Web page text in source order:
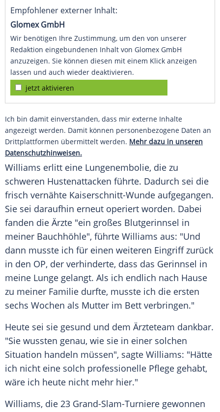
Empfohlener externer Inhalt:
Glomex GmbH
Wir benötigen Ihre Zustimmung, um den von unserer
Redaktion eingebundenen Inhalt von Glomex GmbH
anzuzeigen. Sie können diesen mit einem Klick anzeigen
lassen und auch wieder deaktivieren.
jetzt aktivieren
Ich bin damit einverstanden, dass mir externe Inhalte
angezeigt werden. Damit können personenbezogene Daten an
Drittplattformen übermittelt werden. Mehr dazu in unseren
Datenschutzhinweisen.
Williams erlitt eine Lungenembolie, die zu
schweren Hustenattacken führte. Dadurch sei die
frisch vernähte Kaiserschnitt-Wunde aufgegangen.
Sie sei daraufhin erneut operiert worden. Dabei
fanden die Ärzte "ein großes Blutgerinnsel in
meiner Bauchhöhle", führte Williams aus: "Und
dann musste ich für einen weiteren Eingriff zurück
in den OP, der verhinderte, dass das Gerinnsel in
meine Lunge gelangt. Als ich endlich nach Hause
zu meiner Familie durfte, musste ich die ersten
sechs Wochen als Mutter im Bett verbringen."
Heute sei sie gesund und dem Ärzteteam dankbar.
"Sie wussten genau, wie sie in einer solchen
Situation handeln müssen", sagte Williams: "Hätte
ich nicht eine solch professionelle Pflege gehabt,
wäre ich heute nicht mehr hier."
Williams, die 23 Grand-Slam-Turniere gewonnen